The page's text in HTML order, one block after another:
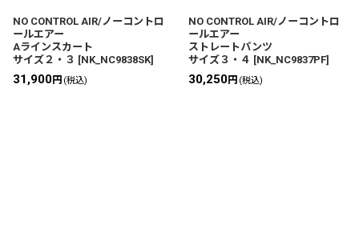
NO CONTROL AIR/ノーコントロ
ールエアー
Aラインスカート
サイズ２・３ [NK_NC9838SK]
31,900円 (税込)
NO CONTROL AIR/ノーコントロ
ールエアー
ストレートパンツ
サイズ３・４ [NK_NC9837PF]
30,250円 (税込)